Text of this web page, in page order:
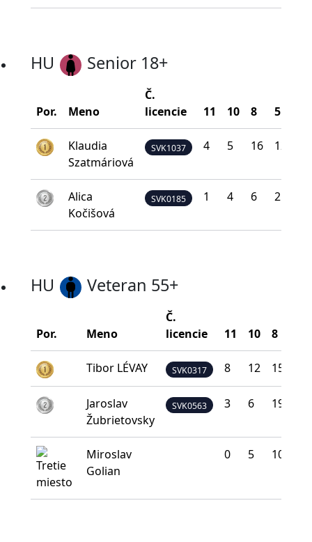
HU Senior 18+
Por. Meno
Č.
licencie
11 10 8 5
Klaudia
Szatmáriová
SVK1037 4 5 16 12
Alica
Kočišová
SVK0185 1 4 6 21
HU Veteran 55+
Por. Meno
Č.
licencie
11 10 8
Tibor LÉVAY SVK0317 8 12 15
Jaroslav
Žubrietovsky
SVK0563 3 6 19
Miroslav
Golian
0 5 10